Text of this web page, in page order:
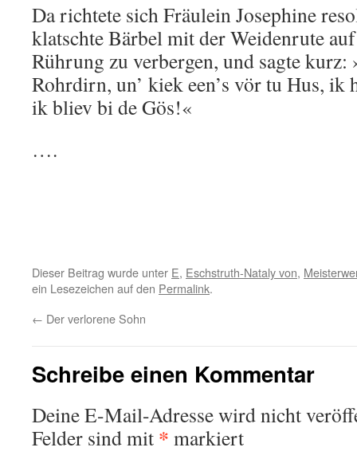
Da richtete sich Fräulein Josephine
klatschte Bärbel mit der Weidenrute
Rührung zu verbergen, und sagte kurz:
Rohrdirn, un’ kiek een’s vör tu Hus, ik
ik bliev bi de Gös!«
….
Dieser Beitrag wurde unter E, Eschstruth-Nataly von,
ein Lesezeichen auf den Permalink.
← Der verlorene Sohn
Schreibe einen Kommentar
Deine E-Mail-Adresse wird nicht
Felder sind mit * markiert